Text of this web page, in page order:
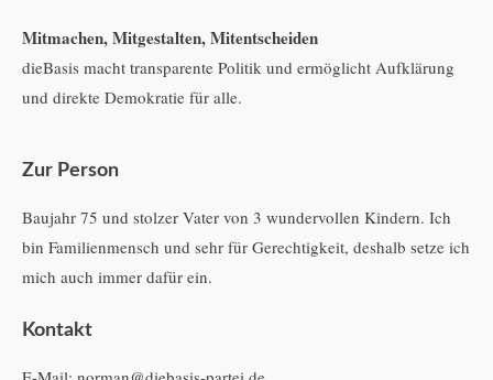
Mitmachen, Mitgestalten, Mitentscheiden
dieBasis macht transparente Politik und ermöglicht Aufklärung
und direkte Demokratie für alle.
Zur Person
Baujahr 75 und stolzer Vater von 3 wundervollen Kindern. Ich
bin Familienmensch und sehr für Gerechtigkeit, deshalb setze ich
mich auch immer dafür ein.
Kontakt